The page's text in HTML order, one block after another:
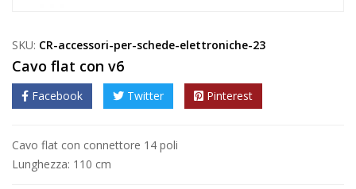
SKU: CR-accessori-per-schede-elettroniche-23
Cavo flat con v6
Facebook Twitter Pinterest
Cavo flat con connettore 14 poli
Lunghezza: 110 cm